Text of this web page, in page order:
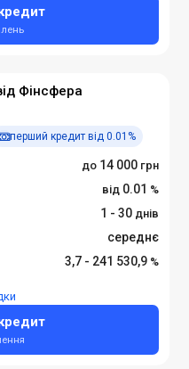
Фінсфера
перший кредит від 0.01%
14 000
0.01
1 - 30
середнє
3,7 - 241 530,9